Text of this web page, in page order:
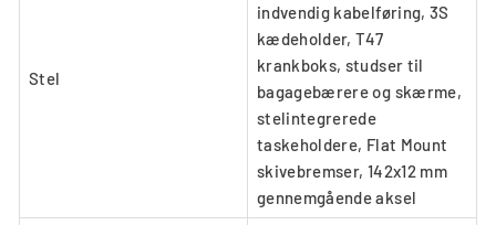
Stel
indvendig kabelføring, 3S
kædeholder, T47
krankboks, studser til
bagagebærere og skærme,
stelintegrerede
taskeholdere, Flat Mount
skivebremser, 142x12 mm
gennemgående aksel